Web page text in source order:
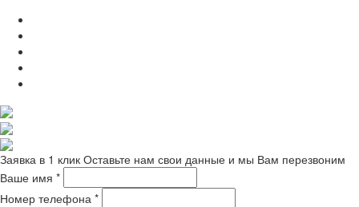
Заявка в 1 клик Оставьте нам свои данные и мы Вам перезвоним
Ваше имя *
Номер телефона *